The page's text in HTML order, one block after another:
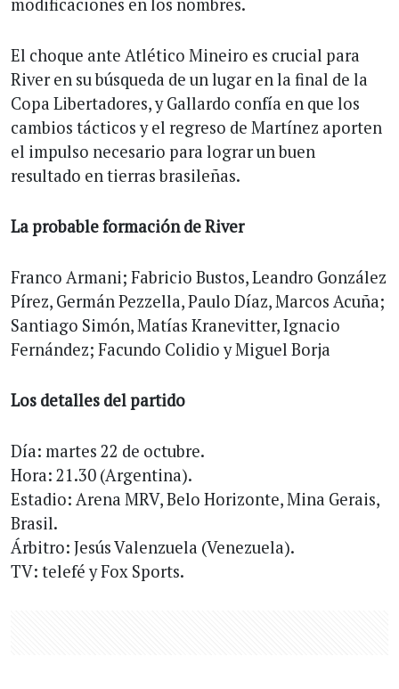
modificaciones en los nombres.
El choque ante Atlético Mineiro es crucial para
River en su búsqueda de un lugar en la final de la
Copa Libertadores, y Gallardo confía en que los
cambios tácticos y el regreso de Martínez aporten
el impulso necesario para lograr un buen
resultado en tierras brasileñas.
La probable formación de River
Franco Armani; Fabricio Bustos, Leandro González
Pírez, Germán Pezzella, Paulo Díaz, Marcos Acuña;
Santiago Simón, Matías Kranevitter, Ignacio
Fernández; Facundo Colidio y Miguel Borja
Los detalles del partido
Día: martes 22 de octubre.
Hora: 21.30 (Argentina).
Estadio: Arena MRV, Belo Horizonte, Mina Gerais,
Brasil.
Árbitro: Jesús Valenzuela (Venezuela).
TV: telefé y Fox Sports.